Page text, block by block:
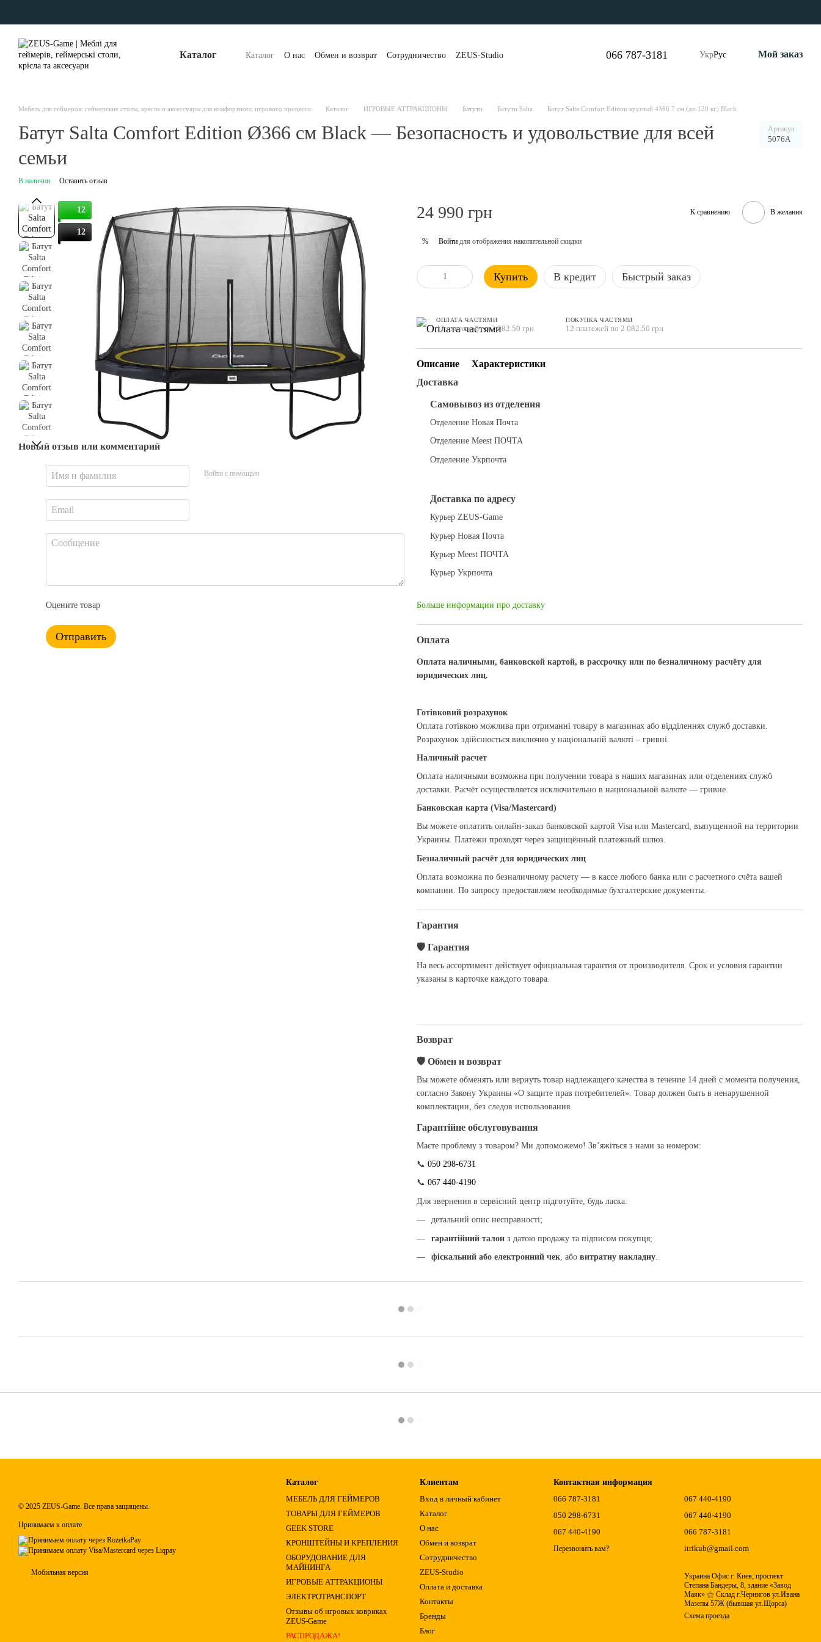
Каталог Каталог О нас Обмен и возврат Сотрудничество
ZEUS-Studio
066 787-3181 УкрРус Мой заказ
Мебель для геймеров: геймерские столы, кресла и аксессуары для комфортного игрового процесса Каталог ИГРОВЫЕ АТТРАКЦИОНЫ Батути Батути Salta Батут Salta Comfort Edition круглый 4366 7 см (до 120 кг) Black
Батут Salta Comfort Edition Ø366 см Black — Безопасность и удовольствие для всей
семьи
Артикул
5076A
В наличии Оставить отзыв
12
12
Новый отзыв или комментарий
Войти с помощью
Оцените товар
Отправить
24 990 грн К сравнению В желания
% Войти для отображения накопительной скидки
Купить В кредит Быстрый заказ
ОПЛАТА ЧАСТЯМИ
12 платежей по 2 082.50 грн
ПОКУПКА ЧАСТЯМИ
12 платежей по 2 082.50 грн
Описание
Характеристики
Доставка
Самовывоз из отделения
Отделение Новая Почта
Отделение Meest ПОЧТА
Отделение Укрпочта
Доставка по адресу
Курьер ZEUS-Game
Курьер Новая Почта
Курьер Meest ПОЧТА
Курьер Укрпочта
Больше информации про доставку
Оплата
Оплата наличными, банковской картой, в рассрочку или по безналичному расчёту для
юридических лиц.
Готівковий розрахунок
Оплата готівкою можлива при отриманні товару в магазинах або відділеннях служб доставки.
Розрахунок здійснюється виключно у національній валюті – гривні.
Наличный расчет
Оплата наличными возможна при получении товара в наших магазинах или отделениях служб
доставки. Расчёт осуществляется исключительно в национальной валюте — гривне.
Банковская карта (Visa/Mastercard)
Вы можете оплатить онлайн-заказ банковской картой Visa или Mastercard, выпущенной на территории
Украины. Платежи проходят через защищённый платежный шлюз.
Безналичный расчёт для юридических лиц
Оплата возможна по безналичному расчету — в кассе любого банка или с расчетного счёта вашей
компании. По запросу предоставляем необходимые бухгалтерские документы.
Гарантия
🛡 Гарантия
На весь ассортимент действует официальная гарантия от производителя. Срок и условия гарантии
указаны в карточке каждого товара.
Возврат
🛡 Обмен и возврат
Вы можете обменять или вернуть товар надлежащего качества в течение 14 дней с момента получения,
согласно Закону Украины «О защите прав потребителей». Товар должен быть в ненарушенной
комплектации, без следов использования.
Гарантійне обслуговування
Маєте проблему з товаром? Ми допоможемо! Зв’яжіться з нами за номером:
📞 050 298-6731
📞 067 440-4190
Для звернення в сервісний центр підготуйте, будь ласка:
детальний опис несправності;
гарантійний талон з датою продажу та підписом покупця;
фіскальний або електронний чек, або витратну накладну.
© 2025 ZEUS-Game. Все права защищены.
Принимаем к оплате
Мобильная версия
Каталог
МЕБЕЛЬ ДЛЯ ГЕЙМЕРОВ
ТОВАРЫ ДЛЯ ГЕЙМЕРОВ
GEEK STORE
КРОНШТЕЙНЫ И КРЕПЛЕНИЯ
ОБОРУДОВАНИЕ ДЛЯ
МАЙНИНГА
ИГРОВЫЕ АТТРАКЦИОНЫ
ЭЛЕКТРОТРАНСПОРТ
Отзывы об игровых ковриках
ZEUS-Game
РАСПРОДАЖА!
Клиентам
Вход в личный кабинет
Каталог
О нас
Обмен и возврат
Сотрудничество
ZEUS-Studio
Оплата и доставка
Контакты
Бренды
Блог
Контактная информация
066 787-3181
050 298-6731
067 440-4190
Перезвонить вам?
067 440-4190
067 440-4190
066 787-3181
itrikub@gmail.com
Украина Офис г. Киев, проспект
Степана Бандеры, 8, здание «Завод
Маяк» ⚝ Склад г.Чернигов ул.Ивана
Мазепы 57Ж (бывшая ул.Щорса)
Схема проезда